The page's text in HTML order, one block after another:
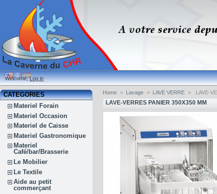
Welcome,Log in
CATEGORIES
Materiel Forain
Materiel Occasion
Materiel de Caisse
Materiel Gastronomique
Materiel
Café/bar/Brasserie
Le Mobilier
Le Textile
Aide au petit
commerçant
Home > Lavage > LAVE VERRE > LAVE-
LAVE-VERRES PANIER 350X350 MM